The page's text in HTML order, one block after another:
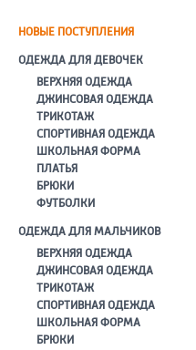
НОВЫЕ ПОСТУПЛЕНИЯ
ОДЕЖДА ДЛЯ ДЕВОЧЕК
ВЕРХНЯЯ ОДЕЖДА
ДЖИНСОВАЯ ОДЕЖДА
ТРИКОТАЖ
СПОРТИВНАЯ ОДЕЖДА
ШКОЛЬНАЯ ФОРМА
ПЛАТЬЯ
БРЮКИ
ФУТБОЛКИ
ОДЕЖДА ДЛЯ МАЛЬЧИКОВ
ВЕРХНЯЯ ОДЕЖДА
ДЖИНСОВАЯ ОДЕЖДА
ТРИКОТАЖ
СПОРТИВНАЯ ОДЕЖДА
ШКОЛЬНАЯ ФОРМА
БРЮКИ